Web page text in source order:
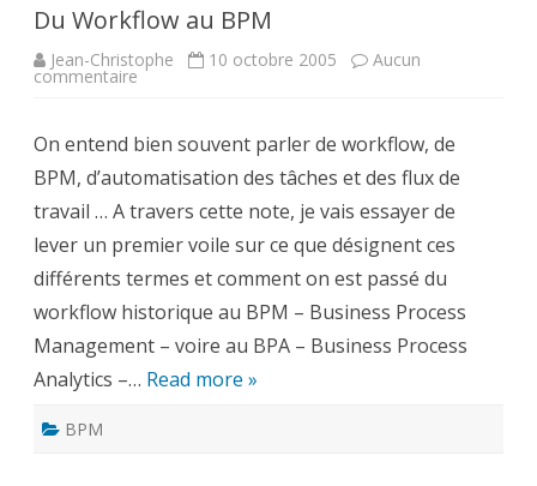
Du Workflow au BPM
Jean-Christophe 10 octobre 2005 Aucun
commentaire sur
BPM
On entend bien souvent parler de workflow, de
BPM, d’automatisation des tâches et des flux de
travail … A travers cette note, je vais essayer de
lever un premier voile sur ce que désignent ces
différents termes et comment on est passé du
workflow historique au BPM – Business Process
Management – voire au BPA – Business Process
Analytics –… Read more »
BPM